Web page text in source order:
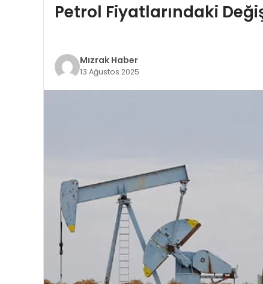
Petrol Fiyatlarındaki
Mızrak Haber
13 Ağustos 2025